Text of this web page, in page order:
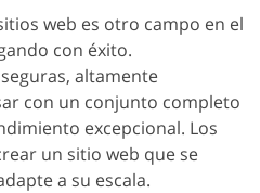
web es otro campo en el
con éxito.
altamente
con un conjunto completo
excepcional. Los
un sitio web que se
a su escala.